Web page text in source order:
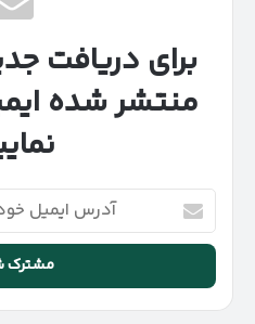
برای دریافت
منتشر شده
آدرس
ایمیل
خود
وارد
کنید